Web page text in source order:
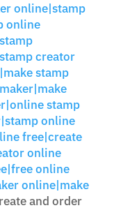
online|stamp
online
creator
stamp
stamp
online
free|create
online
online
online|make
and order